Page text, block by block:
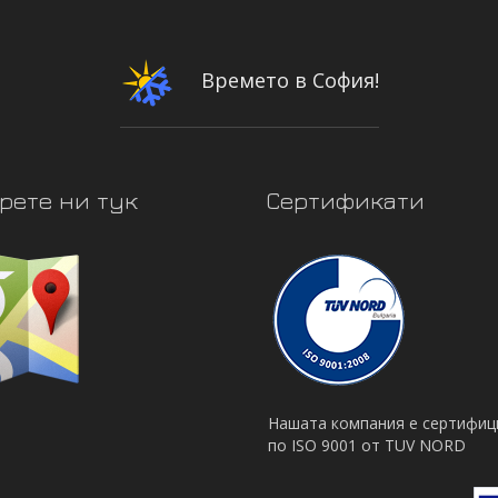
Времето в София!
ни тук Сертификати
Нашата компания е
по ISO 9001 от TUV NORD